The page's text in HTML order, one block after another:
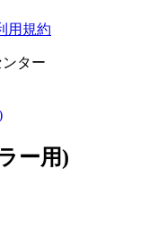
用規約
ター
ー用)